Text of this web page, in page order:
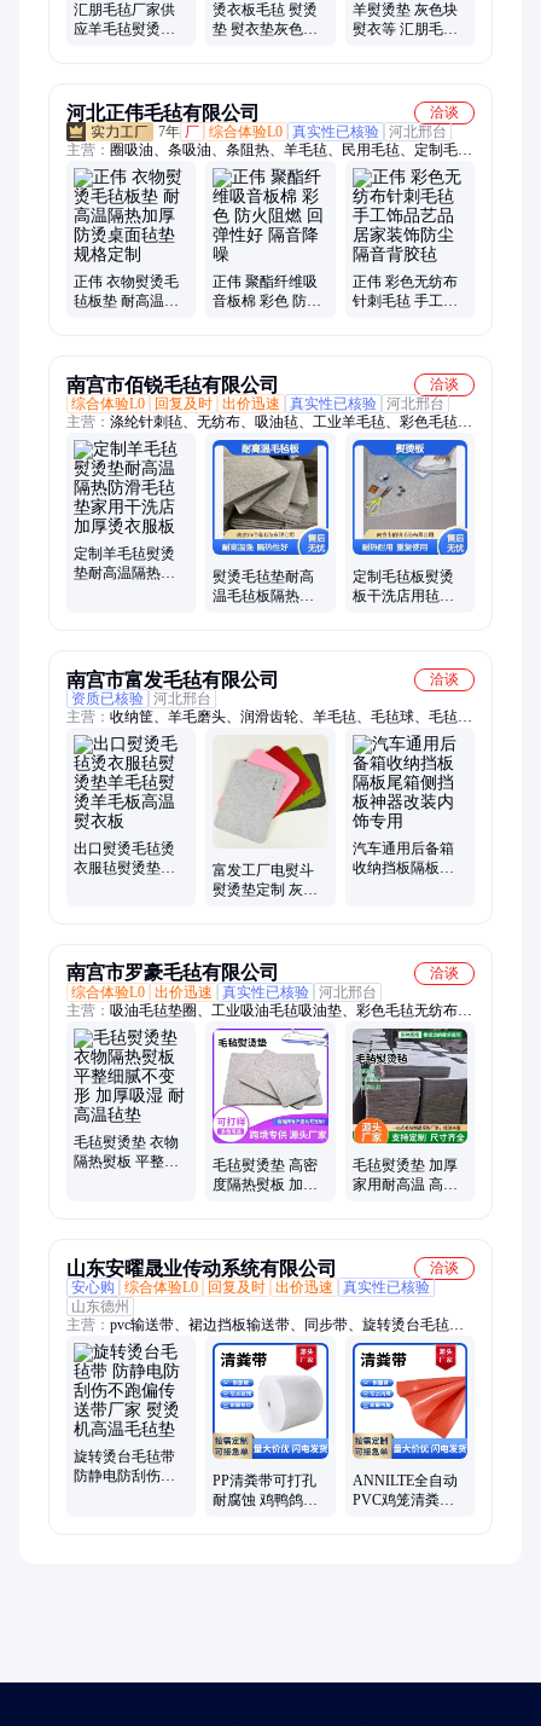
汇朋毛毡厂家供
应羊毛毡熨烫垫
烫衣板毛毡 熨烫
垫 熨衣垫灰色羊
羊熨烫垫 灰色块
熨衣等 汇朋毛毡
河北正伟毛毡有限公司
洽谈
7年 厂 综合体验L0 真实性已核验 河北邢台
主营： 圈吸油、条吸油、条阻热、羊毛毡、民用毛毡、定制毛
毡、毛毡隔音、毛毡背胶、工业毛毡、彩色毛毡、热压成型毛毡
布、黑色毛毡、化纤毛毡、绳吸油、隔音毡、带吸油、筒吸油、
吸音毡、背胶化纤、彩色背胶、隔音装饰、定制化纤、油封吸
油、定制背胶、结婚用品毡
正伟 衣物熨烫毛
毡板垫 耐高温隔
正伟 聚酯纤维吸
音板棉 彩色 防火
正伟 彩色无纺布
针刺毛毡 手工饰
南宫市佰锐毛毡有限公司
洽谈
综合体验L0
回复及时 出价迅速 真实性已核验 河北邢台
主营： 涤纶针刺毡、无纺布、吸油毡、工业羊毛毡、彩色毛毡、
混纺羊毛毡、毛毡条、毛毡垫圈、背胶毛毡、毛毡筒、异形毛
毡、吸油棉
定制羊毛毡熨烫
垫耐高温隔热防
熨烫毛毡垫耐高
温毛毡板隔热熨
定制毛毡板熨烫
板干洗店用毡板
南宫市富发毛毡有限公司
洽谈
资质已核验 河北邢台
主营： 收纳筐、羊毛磨头、润滑齿轮、羊毛毡、毛毡球、毛毡
垫、毛毡布、毛毡配件、吸油毛毡、涤纶毛毡、抛光毛毡、黑色
毛毡、彩色毛毡、背胶毛毡、过滤毛毡筒、毛毡种植袋、毛毡密
封垫、加长毛毡条、毛毡密封块、防滑垫毛毡、密封防尘、不锈
钢抛光、耐高温工业、钢琴乐器毡、双面羊毛球
出口熨烫毛毡烫
衣服毡熨烫垫羊
富发工厂电熨斗
熨烫垫定制 灰色
汽车通用后备箱
收纳挡板隔板尾
南宫市罗豪毛毡有限公司
洽谈
综合体验L0 出价迅速 真实性已核验 河北邢台
主营： 吸油毛毡垫圈、工业吸油毛毡吸油垫、彩色毛毡无纺布、
分条机毛毡条、预氧丝阻燃毛毡、毛毡防滑锅垫、毛毡收纳筐、
毛毡培育袋、烘干羊毛球、聚酯纤维吸音板
毛毡熨烫垫 衣物
隔热熨板 平整细
毛毡熨烫垫 高密
度隔热熨板 加厚
毛毡熨烫垫 加厚
家用耐高温 高密
山东安曜晟业传动系统有限公司
洽谈
安心购
综合体验L0 回复及时 出价迅速
真实性已核验
山东德州
主营： pvc输送带、裙边挡板输送带、同步带、旋转烫台毛毡
带、同步带轮、pu输送带、橡胶输送带、设备行业皮带、耐高温
输送带
旋转烫台毛毡带
防静电防刮伤不
PP清粪带可打孔
耐腐蚀 鸡鸭鸽粪
ANNILTE全自动
PVC鸡笼清粪带